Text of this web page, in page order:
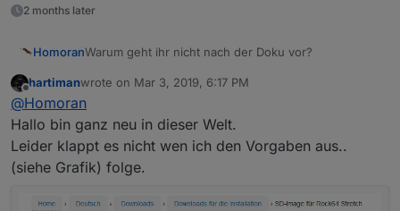
2 months later
HomoranWarum geht ihr nicht nach der Doku vor?
http://www.iobroker.net/docu/?
page_id=8323&lang=de
Armbian hat immer root freigeschaltet, da gibt es da
auch keine Probleme?
Gruß
Offline
hartimanwrote on Mar 3, 2019, 6:17 PM
last edited by
@Homoran
Hallo bin ganz neu in dieser Welt.
Leider klappt es nicht wen ich den Vorgaben aus..
(siehe Grafik) folge.